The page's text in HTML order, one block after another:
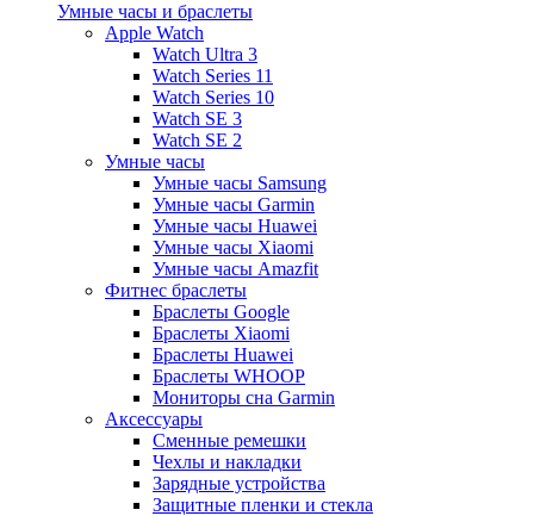
Умные часы и браслеты
Apple Watch
Watch Ultra 3
Watch Series 11
Watch Series 10
Watch SE 3
Watch SE 2
Умные часы
Умные часы Samsung
Умные часы Garmin
Умные часы Huawei
Умные часы Xiaomi
Умные часы Amazfit
Фитнес браслеты
Браслеты Google
Браслеты Xiaomi
Браслеты Huawei
Браслеты WHOOP
Мониторы сна Garmin
Аксессуары
Сменные ремешки
Чехлы и накладки
Зарядные устройства
Защитные пленки и стекла